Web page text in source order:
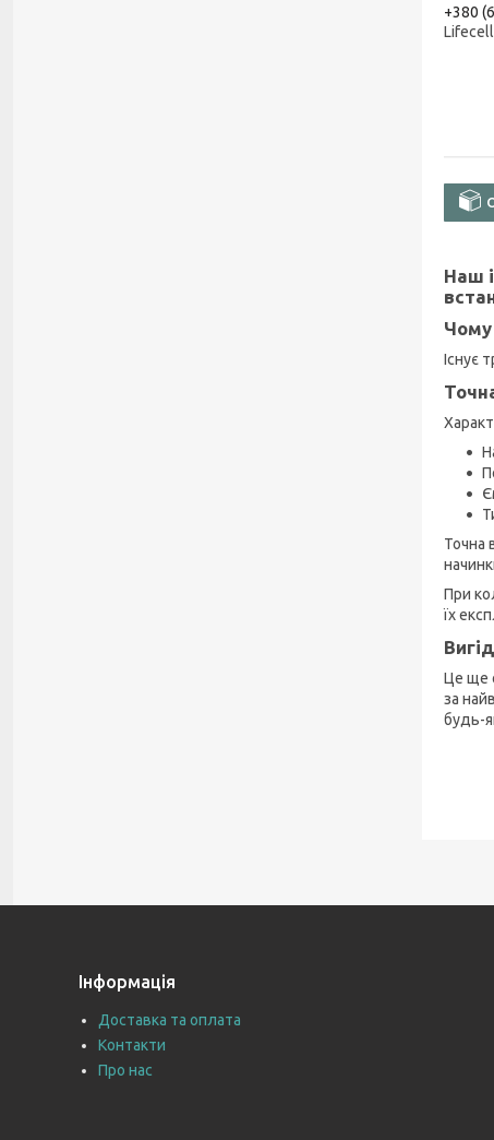
+380
Lifecell
Наш
Чому
Існує
Точна
При
їх
Це ще
за
будь-
Інформація
Доставка та оплата
Контакти
Про нас